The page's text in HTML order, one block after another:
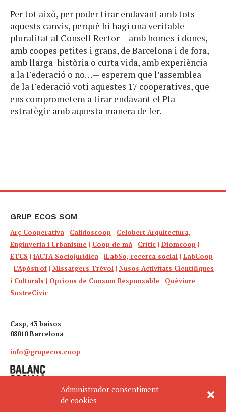
Administrador consentiment
de cookies
Per tot això, per poder tirar endavant amb tots
aquests canvis, perquè hi hagi una veritable
pluralitat al Consell Rector —amb homes i dones,
amb coopes petites i grans, de Barcelona i de fora,
amb llarga història o curta vida, amb experiència
a la Federació o no…— esperem que l’assemblea
de la Federació voti aquestes 17 cooperatives, que
ens comprometem a tirar endavant el Pla
estratègic amb aquesta manera de fer.
GRUP ECOS SOM
Arç Cooperativa | Calidoscoop | Celobert Arquitectura,
Enginyeria i Urbanisme | Coop de mà | Crític | Diomcoop |
ETCS | iACTA Sociojuridica | iLabSo, recerca social | LabCoop
| L’Apòstrof| Missatgers Trèvol | Nusos Activitats Científiques
i Culturals | Opcions de Consum Responsable | Quèviure |
SostreCívic
Casp, 43 baixos
08010 Barcelona
info@grupecos.coop